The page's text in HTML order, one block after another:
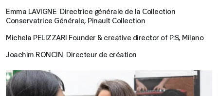
Emma LAVIGNE Directrice générale de la Collection
Conservatrice Générale, Pinault Collection
Michela PELIZZARI Founder & creative director of P:S, Milano
Joachim RONCIN Directeur de création